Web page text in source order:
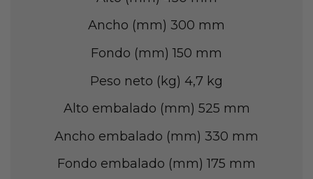
Ancho (mm) 300 mm
Fondo (mm) 150 mm
Peso neto (kg) 4,7 kg
Alto embalado (mm) 525 mm
Ancho embalado (mm) 330 mm
Fondo embalado (mm) 175 mm